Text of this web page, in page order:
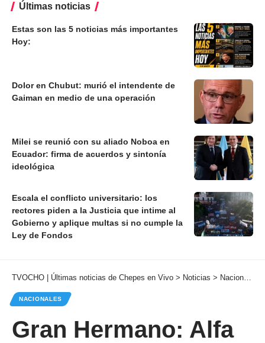
Últimas noticias
Estas son las 5 noticias más importantes
Hoy:
Dolor en Chubut: murió el intendente de
Gaiman en medio de una operación
Milei se reunió con su aliado Noboa en
Ecuador: firma de acuerdos y sintonía
ideológica
Escala el conflicto universitario: los
rectores piden a la Justicia que intime al
Gobierno y aplique multas si no cumple la
Ley de Fondos
TVOCHO | Últimas noticias de Chepes en Vivo > Noticias > Nacionales
NACIONALES
Gran Hermano: Alfa